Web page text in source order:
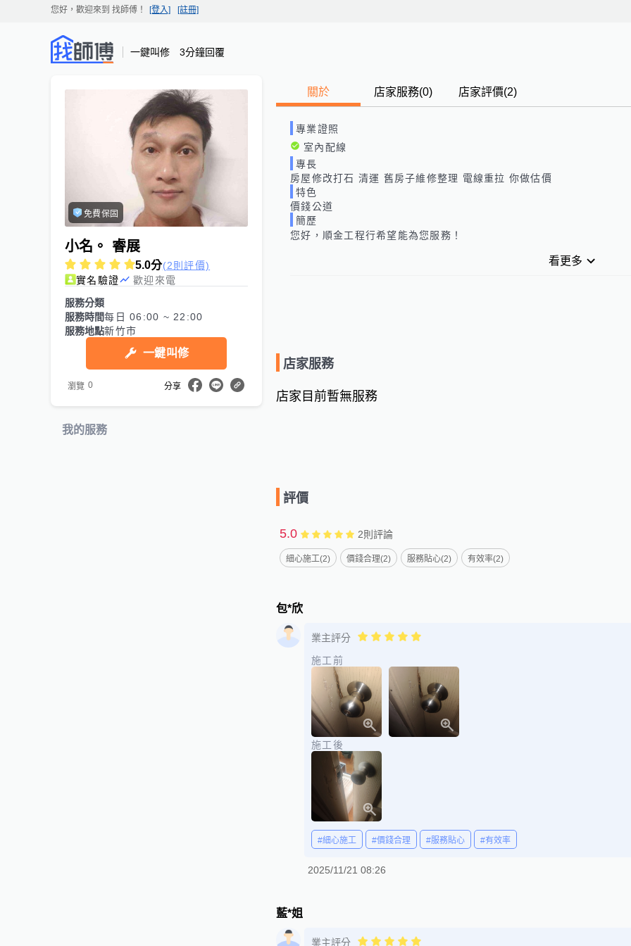
您好，歡迎來到 找師傅 ！ [登入] [註冊]
一鍵叫修 3分鐘回覆
免費保固
小名。 睿展
5.0分(2則評價)
實名驗證
歡迎來電
服務分類
服務時間每日 06:00 ~ 22:00
服務地點新竹市
一鍵叫修
瀏覽 0 分享
我的服務
關於 店家服務(0) 店家評價(2)
專業證照
室內配線
專長
房屋修改打石 清運 舊房子維修整理 電線重拉 你做估價
特色
價錢公道
簡歷
您好，順金工程行希望能為您服務！
看更多
店家服務
店家目前暫無服務
評價
5.0 2則評論
細心施工(2) 價錢合理(2) 服務貼心(2) 有效率(2)
包*欣
業主評分
施工前
施工後
#細心施工 #價錢合理 #服務貼心 #有效率
2025/11/21 08:26
藍*姐
業主評分